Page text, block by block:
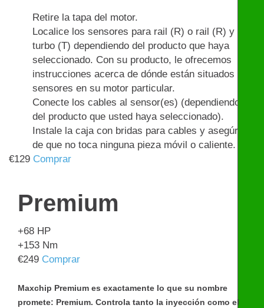
Retire la tapa del motor.
Localice los sensores para rail (R) o rail (R) y
turbo (T) dependiendo del producto que haya
seleccionado. Con su producto, le ofrecemos
instrucciones acerca de dónde están situados los
sensores en su motor particular.
Conecte los cables al sensor(es) (dependiendo
del producto que usted haya seleccionado).
Instale la caja con bridas para cables y asegúrese
de que no toca ninguna pieza móvil o caliente.
€129 Comprar
Premium
+68 HP
+153 Nm
€249 Comprar
Maxchip Premium es exactamente lo que su nombre
promete: Premium. Controla tanto la inyección como el